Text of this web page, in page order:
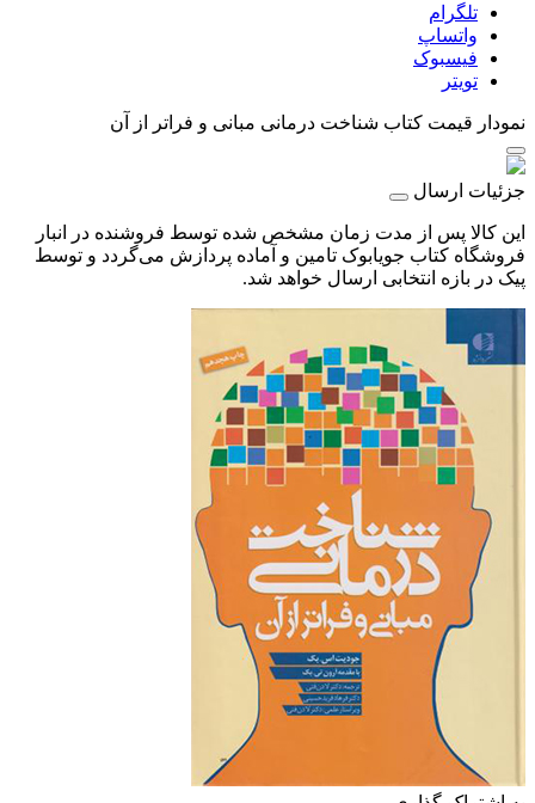
تلگرام
واتساپ
فیسبوک
تویتر
نمودار قیمت کتاب شناخت درمانی مبانی و فراتر از آن
جزئیات ارسال
این کالا پس از مدت زمان مشخص شده توسط فروشنده در انبار
فروشگاه کتاب جویابوک تامین و آماده پردازش می‌گردد و توسط
پیک در بازه انتخابی ارسال خواهد شد.